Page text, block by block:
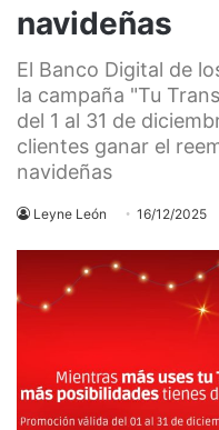
navideñas
El Banco Digital de
la campaña "Tu
del 1 al 31 de
clientes ganar el
navideñas
Leyne León 16/12/2025